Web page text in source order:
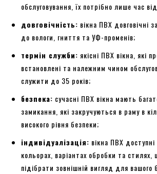
обслуговування, їх потрібно лише час
довговічність: вікна ПВХ довговічні
до вологи, гниття та УФ-променів;
термін служби: якісні ПВХ вікна, які
встановлені та належним чином
служити до 35 років;
безпека: сучасні ПВХ вікна мають
замикання, які закручуються в раму в
високого рівня безпеки;
індивідуалізація: вікна ПВХ
кольорах, варіантах обробки та стилях,
підібрати зовнішній вигляд для вашого